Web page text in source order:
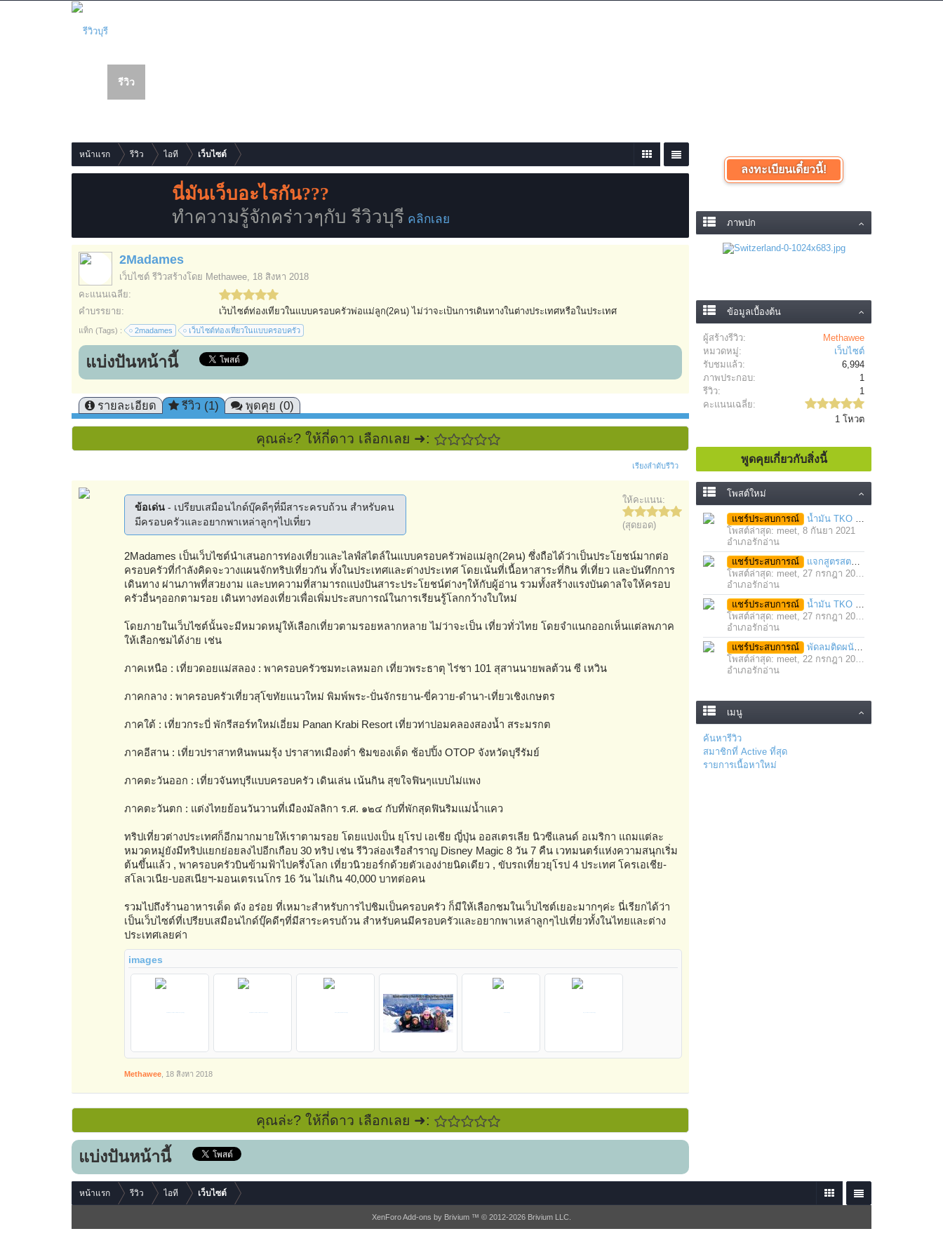
หน้าแรก รีวิว ไอที เว็บไซต์
นี่มันเว็บอะไรกัน???
ทำความรู้จักคร่าวๆกับ รีวิวบุรี คลิกเลย
2Madames
เว็บไซต์ รีวิวสร้างโดย Methawee, 18 สิงหา 2018
คะแนนเฉลี่ย:
คำบรรยาย:
เว็บไซต์ท่องเที่ยวในแบบครอบครัวพ่อแม่ลูก(2คน) ไม่ว่าจะเป็นการเดินทางในต่างประเทศหรือในประเทศ
แท็ก (Tags) : 2madames เว็บไซต์ท่องเที่ยวในแบบครอบครัว
แบ่งปันหน้านี้
รายละเอียด รีวิว (1) พูดคุย (0)
คุณล่ะ? ให้กี่ดาว เลือกเลย ➜:
เรียงลำดับรีวิว
ให้คะแนน:
(สุดยอด)
ข้อเด่น - เปรียบเสมือนไกด์บุ๊คดีๆที่มีสาระครบถ้วน สำหรับคน
มีครอบครัวและอยากพาเหล่าลูกๆไปเที่ยว
2Madames เป็นเว็บไซต์นำเสนอการท่องเที่ยวและไลฟ์สไตล์ในแบบครอบครัวพ่อแม่ลูก(2คน) ซึ่งถือได้ว่าเป็นประโยชน์มากต่อ
ครอบครัวที่กำลังคิดจะวางแผนจักทริปเที่ยวกัน ทั้งในประเทศและต่างประเทศ โดยเน้นที่เนื้อหาสาระที่กิน ที่เที่ยว และบันทึกการ
เดินทาง ผ่านภาพที่สวยงาม และบทความที่สามารถแบ่งปันสาระประโยชน์ต่างๆให้กับผู้อ่าน รวมทั้งสร้างแรงบันดาลใจให้ครอบ
ครัวอื่นๆออกตามรอย เดินทางท่องเที่ยวเพื่อเพิ่มประสบการณ์ในการเรียนรู้โลกกว้างใบใหม่
โดยภายในเว็บไซต์นั้นจะมีหมวดหมู่ให้เลือกเที่ยวตามรอยหลากหลาย ไม่ว่าจะเป็น เที่ยวทั่วไทย โดยจำแนกออกเห็นแต่ลพภาค
ให้เลือกชมได้ง่าย เช่น
ภาคเหนือ : เที่ยวดอยแม่สลอง : พาครอบครัวชมทะเลหมอก เที่ยวพระธาตุ ไร่ชา 101 สุสานนายพลต้วน ซี เหวิน
ภาคกลาง : พาครอบครัวเที่ยวสุโขทัยแนวใหม่ พิมพ์พระ-ปั่นจักรยาน-ขี่ควาย-ดำนา-เที่ยวเชิงเกษตร
ภาคใต้ : เที่ยวกระบี่ พักรีสอร์ทใหม่เอี่ยม Panan Krabi Resort เที่ยวท่าปอมคลองสองน้ำ สระมรกต
ภาคอีสาน : เที่ยวปราสาทหินพนมรุ้ง ปราสาทเมืองต่ำ ชิมของเด็ด ช้อปปิ้ง OTOP จังหวัดบุรีรัมย์
ภาคตะวันออก : เที่ยวจันทบุรีแบบครอบครัว เดินเล่น เน้นกิน สุขใจฟินๆแบบไม่แพง
ภาคตะวันตก : แต่งไทยย้อนวันวานที่เมืองมัลลิกา ร.ศ. ๑๒๔ กับที่พักสุดฟินริมแม่น้ำแคว
ทริปเที่ยวต่างประเทศก็อีกมากมายให้เราตามรอย โดยแบ่งเป็น ยุโรป เอเชีย ญี่ปุ่น ออสเตรเลีย นิวซีแลนด์ อเมริกา แถมแต่ละ
หมวดหมู่ยังมีทริปแยกย่อยลงไปอีกเกือบ 30 ทริป เช่น รีวิวล่องเรือสำราญ Disney Magic 8 วัน 7 คืน เวทมนตร์แห่งความสนุกเริ่ม
ต้นขึ้นแล้ว , พาครอบครัวบินข้ามฟ้าไปครึ่งโลก เที่ยวนิวยอร์กด้วยตัวเองง่ายนิดเดียว , ขับรถเที่ยวยุโรป 4 ประเทศ โครเอเชีย-
สโลเวเนีย-บอสเนียฯ-มอนเตรเนโกร 16 วัน ไม่เกิน 40,000 บาทต่อคน
รวมไปถึงร้านอาหารเด็ด ดัง อร่อย ที่เหมาะสำหรับการไปชิมเป็นครอบครัว ก็มีให้เลือกชมในเว็บไซต์เยอะมากๆค่ะ นี่เรียกได้ว่า
เป็นเว็บไซต์ที่เปรียบเสมือนไกด์บุ๊คดีๆที่มีสาระครบถ้วน สำหรับคนมีครอบครัวและอยากพาเหล่าลูกๆไปเที่ยวทั้งในไทยและต่าง
ประเทศเลยค่า
images
Methawee 18 สิงหา 2018
คุณล่ะ? ให้กี่ดาว เลือกเลย ➜:
แบ่งปันหน้านี้
ลงทะเบียนเดี๋ยวนี้!
ภาพปก
ข้อมูลเบื้องต้น
ผู้สร้างรีวิว:
Methawee
หมวดหมู่:
เว็บไซต์
รับชมแล้ว:
6,994
ภาพประกอบ:
1
รีวิว:
1
คะแนนเฉลี่ย:
1 โหวต
พูดคุยเกี่ยวกับสิ่งนี้
โพสต์ใหม่
แชร์ประสบการณ์
น้ำมัน TKO นวดคลายเส้นคลายกล้ามเนื้อ จากภาวะตึงหรือเคล็ด บาดเจ็บ ได้อย่างฉับพลัน
โพสต์ล่าสุด: meet, 8 กันยา 2021
อำเภอรักอ่าน
แชร์ประสบการณ์
แจกสูตรสตรอว์เบอร์รี่โยเกิร์ตสมูทตี้ ทำง่าย อร่อย แค่มีเครื่องปั่นน้ำผลไม้
โพสต์ล่าสุด: meet, 27 กรกฎา 2021
อำเภอรักอ่าน
แชร์ประสบการณ์
น้ำมัน TKO คลายเส้น คลายกล้ามเนื้อ บรรเทาอาการบาดเจ็บโดยฉับพลัน
โพสต์ล่าสุด: meet, 27 กรกฎา 2021
อำเภอรักอ่าน
แชร์ประสบการณ์
พัดลมติดผนัง มอเตอร์ประสิทธิภาพสูง ติดตั้งง่าย ประหยัดพื้นที่
โพสต์ล่าสุด: meet, 22 กรกฎา 2021
อำเภอรักอ่าน
เมนู
ค้นหารีวิว
สมาชิกที่ Active ที่สุด
รายการเนื้อหาใหม่
หน้าแรก รีวิว ไอที เว็บไซต์
XenForo Add-ons by Brivium ™ © 2012-2026 Brivium LLC.
รีวิว